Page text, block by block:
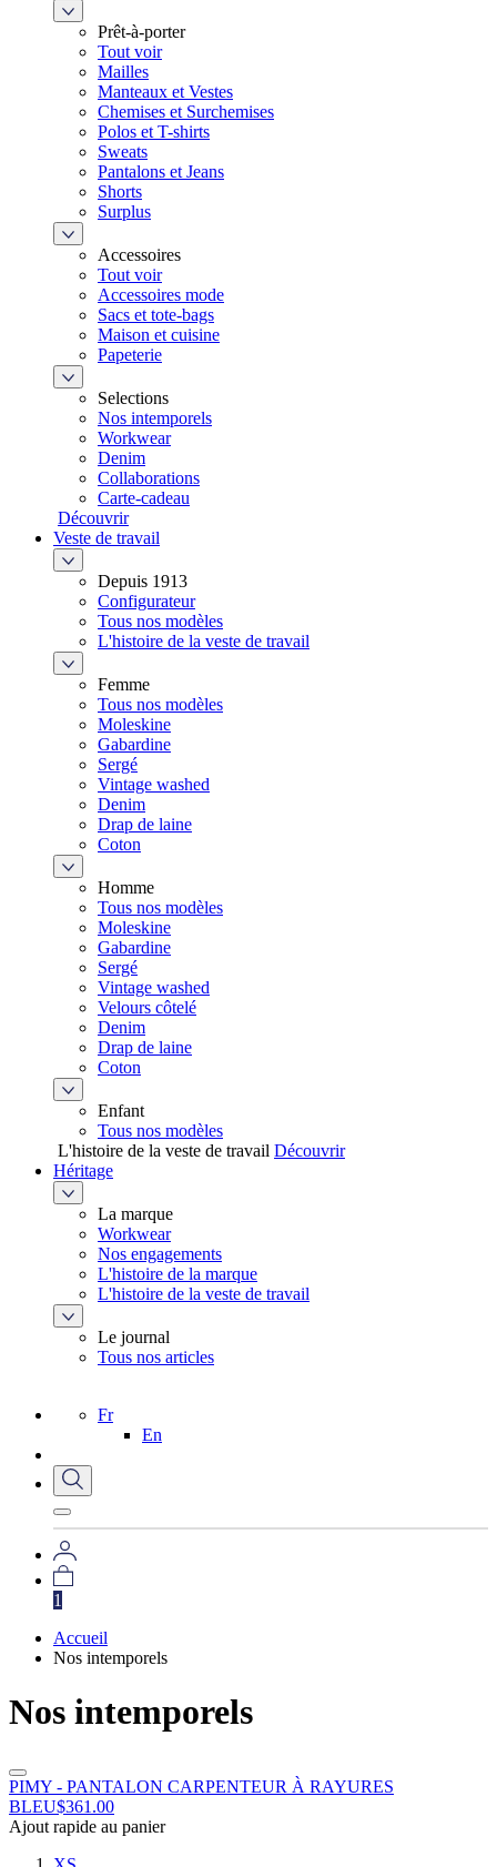
Prêt-à-porter
Tout voir
Mailles
Manteaux et Vestes
Chemises et Surchemises
Polos et T-shirts
Sweats
Pantalons et Jeans
Shorts
Surplus
Accessoires
Tout voir
Accessoires mode
Sacs et tote-bags
Maison et cuisine
Papeterie
Selections
Nos intemporels
Workwear
Denim
Collaborations
Carte-cadeau
Découvrir
Veste de travail
Depuis 1913
Configurateur
Tous nos modèles
L'histoire de la veste de travail
Femme
Tous nos modèles
Moleskine
Gabardine
Sergé
Vintage washed
Denim
Drap de laine
Coton
Homme
Tous nos modèles
Moleskine
Gabardine
Sergé
Vintage washed
Velours côtelé
Denim
Drap de laine
Coton
Enfant
Tous nos modèles
L'histoire de la veste de travail Découvrir
Héritage
La marque
Workwear
Nos engagements
L'histoire de la marque
L'histoire de la veste de travail
Le journal
Tous nos articles
Fr
En
1
Accueil
Nos intemporels
Nos intemporels
PIMY - PANTALON CARPENTEUR À RAYURES
BLEU$361.00
Ajout rapide au panier